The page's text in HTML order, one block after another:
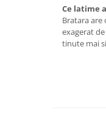
Ce latime
Bratara
exagerat
tinute mai